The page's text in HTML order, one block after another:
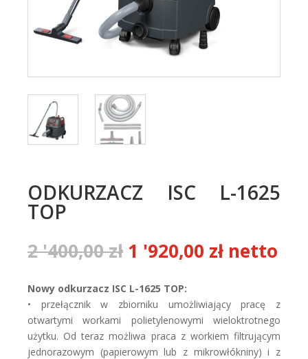
ODKURZACZ ISC L-1625
TOP
2 '400,00zł Pierwotna
wynosiła:
2
'400,00 zł.
1 '920,00 złAktualna
1
'920,00 zł.
netto
Nowy odkurzacz ISC L-1625 TOP:
• przełącznik w zbiorniku umożliwiający pracę z
otwartymi workami polietylenowymi wieloktrotnego
użytku. Od teraz możliwa praca z workiem filtrującym
jednorazowym (papierowym lub z mikrowłókniny) i z